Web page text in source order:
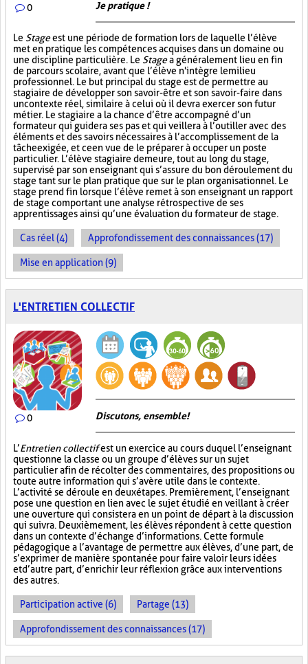
0 Je pratique !
Le Stageest une période de formation lors de laquelle l’élève
met en pratique les compétences acquises dans un domaine ou
une discipline particulière. Le Stagea généralement lieu en fin
de parcours scolaire, avant que l’élève n'intègre le milieu
professionnel. Le but principal du stage est de permettre au
stagiaire de développer son savoir-être et son savoir-faire dans
un contexte réel, similaire à celui où il devra exercer son futur
métier. Le stagiaire a la chance d’être accompagné d’un
formateur qui guidera ses pas et qui veillera à l’outiller avec des
éléments et des savoirs nécessaires à l’accomplissement de la
tâche exigée, et ce en vue de le préparer à occuper un poste
particulier. L’élève stagiaire demeure, tout au long du stage,
supervisé par son enseignant qui s’assure du bon déroulement du
stage tant sur le plan pratique que sur le plan organisationnel. Le
stage prend fin lorsque l’élève remet à son enseignant un rapport
de stage comportant une analyse rétrospective de ses
apprentissages ainsi qu’une évaluation du formateur de stage.
Cas réel (4) Approfondissement des connaissances (17)
Mise en application (9)
L'ENTRETIEN COLLECTIF
0 Discutons, ensemble!
L’Entretien collectifest un exercice au cours duquel l’enseignant
questionne la classe ou un groupe d’élèves sur un sujet
particulier afin de récolter des commentaires, des propositions ou
toute autre information qui s’avère utile dans le contexte.
L’activité se déroule en deux étapes. Premièrement, l’enseignant
pose une question en lien avec le sujet étudié en veillant à créer
une ouverture qui consistera en un point de départ à la discussion
qui suivra. Deuxièmement, les élèves répondent à cette question
dans un contexte d’échange d’informations. Cette formule
pédagogique a l’avantage de permettre aux élèves, d’une part, de
s’exprimer de manière spontanée pour faire valoir leurs idées
et d’autre part, d’enrichir leur réflexion grâce aux interventions
des autres.
Participation active (6) Partage (13)
Approfondissement des connaissances (17)